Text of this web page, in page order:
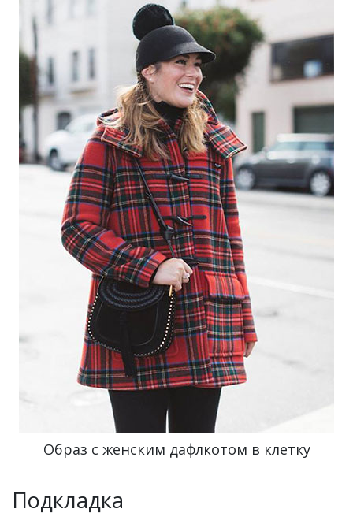
Образ с женским дафлкотом в клетку
Подкладка